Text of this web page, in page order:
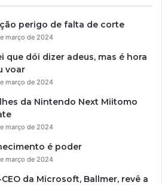
perigo de falta de corte
março de 2024
que dói dizer adeus, mas é hora
voar
março de 2024
da Nintendo Next Miitomo
março de 2024
é poder
março de 2024
CEO da Microsoft, Ballmer, revê a